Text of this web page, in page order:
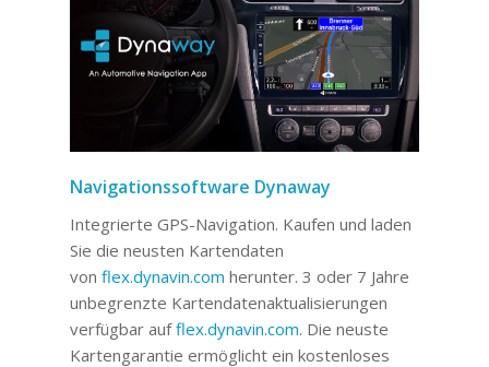
Navigationssoftware Dynaway
Integrierte GPS-Navigation. Kaufen und laden
Sie die neusten Kartendaten
von flex.dynavin.com herunter. 3 oder 7 Jahre
unbegrenzte Kartendatenaktualisierungen
verfügbar aufflex.dynavin.com. Die neuste
Kartengarantie ermöglicht ein kostenloses